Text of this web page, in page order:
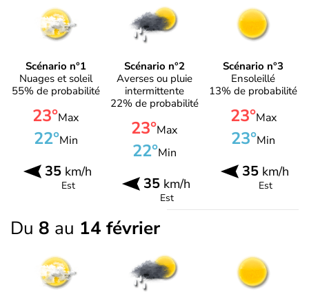
Scénario n°1
Nuages et soleil
55% de probabilité
23°Max
22°Min
35km/h
Est
Scénario n°2
Averses ou pluie
intermittente
22% de probabilité
23°Max
22°Min
35km/h
Est
Scénario n°3
Ensoleillé
13% de probabilité
23°Max
23°Min
35 km/h
Est
Du 8 au 14 février